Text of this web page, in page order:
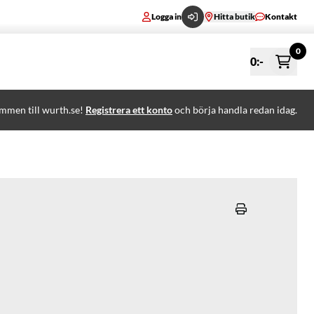
Logga in Hitta butik Kontakt
0:-
0
till wurth.se! Registrera ett kontooch börja handla redan idag.